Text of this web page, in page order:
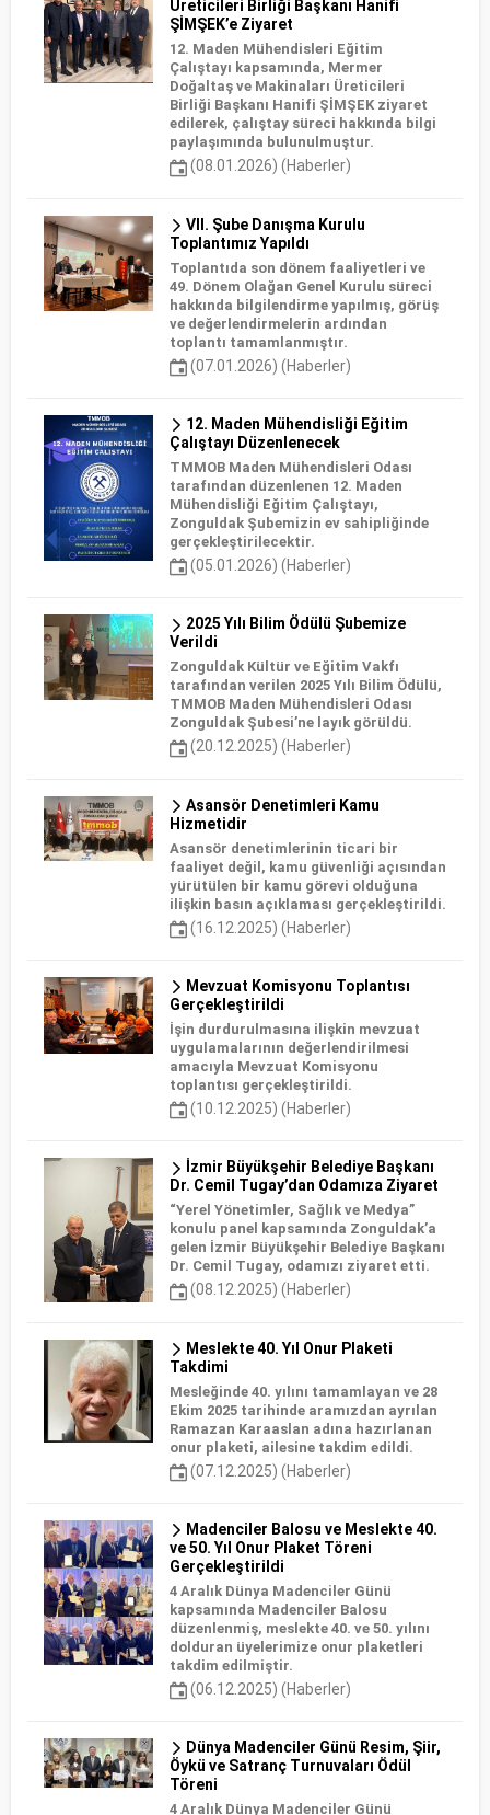
Üreticileri Birliği Başkanı Hanifi
ŞİMŞEK’e Ziyaret
12. Maden Mühendisleri Eğitim
Çalıştayı kapsamında, Mermer
Doğaltaş ve Makinaları Üreticileri
Birliği Başkanı Hanifi ŞİMŞEK ziyaret
edilerek, çalıştay süreci hakkında bilgi
paylaşımında bulunulmuştur.
(08.01.2026) (Haberler)
VII. Şube Danışma Kurulu
Toplantımız Yapıldı
Toplantıda son dönem faaliyetleri ve
49. Dönem Olağan Genel Kurulu süreci
hakkında bilgilendirme yapılmış, görüş
ve değerlendirmelerin ardından
toplantı tamamlanmıştır.
(07.01.2026) (Haberler)
12. Maden Mühendisliği Eğitim
Çalıştayı Düzenlenecek
TMMOB Maden Mühendisleri Odası
tarafından düzenlenen 12. Maden
Mühendisliği Eğitim Çalıştayı,
Zonguldak Şubemizin ev sahipliğinde
gerçekleştirilecektir.
(05.01.2026) (Haberler)
2025 Yılı Bilim Ödülü Şubemize
Verildi
Zonguldak Kültür ve Eğitim Vakfı
tarafından verilen 2025 Yılı Bilim Ödülü,
TMMOB Maden Mühendisleri Odası
Zonguldak Şubesi’ne layık görüldü.
(20.12.2025) (Haberler)
Asansör Denetimleri Kamu
Hizmetidir
Asansör denetimlerinin ticari bir
faaliyet değil, kamu güvenliği açısından
yürütülen bir kamu görevi olduğuna
ilişkin basın açıklaması gerçekleştirildi.
(16.12.2025) (Haberler)
Mevzuat Komisyonu Toplantısı
Gerçekleştirildi
İşin durdurulmasına ilişkin mevzuat
uygulamalarının değerlendirilmesi
amacıyla Mevzuat Komisyonu
toplantısı gerçekleştirildi.
(10.12.2025) (Haberler)
İzmir Büyükşehir Belediye Başkanı
Dr. Cemil Tugay’dan Odamıza Ziyaret
“Yerel Yönetimler, Sağlık ve Medya”
konulu panel kapsamında Zonguldak’a
gelen İzmir Büyükşehir Belediye Başkanı
Dr. Cemil Tugay, odamızı ziyaret etti.
(08.12.2025) (Haberler)
Meslekte 40. Yıl Onur Plaketi
Takdimi
Mesleğinde 40. yılını tamamlayan ve 28
Ekim 2025 tarihinde aramızdan ayrılan
Ramazan Karaaslan adına hazırlanan
onur plaketi, ailesine takdim edildi.
(07.12.2025) (Haberler)
Madenciler Balosu ve Meslekte 40.
ve 50. Yıl Onur Plaket Töreni
Gerçekleştirildi
4 Aralık Dünya Madenciler Günü
kapsamında Madenciler Balosu
düzenlenmiş, meslekte 40. ve 50. yılını
dolduran üyelerimize onur plaketleri
takdim edilmiştir.
(06.12.2025) (Haberler)
Dünya Madenciler Günü Resim, Şiir,
Öykü ve Satranç Turnuvaları Ödül
Töreni
4 Aralık Dünya Madenciler Günü